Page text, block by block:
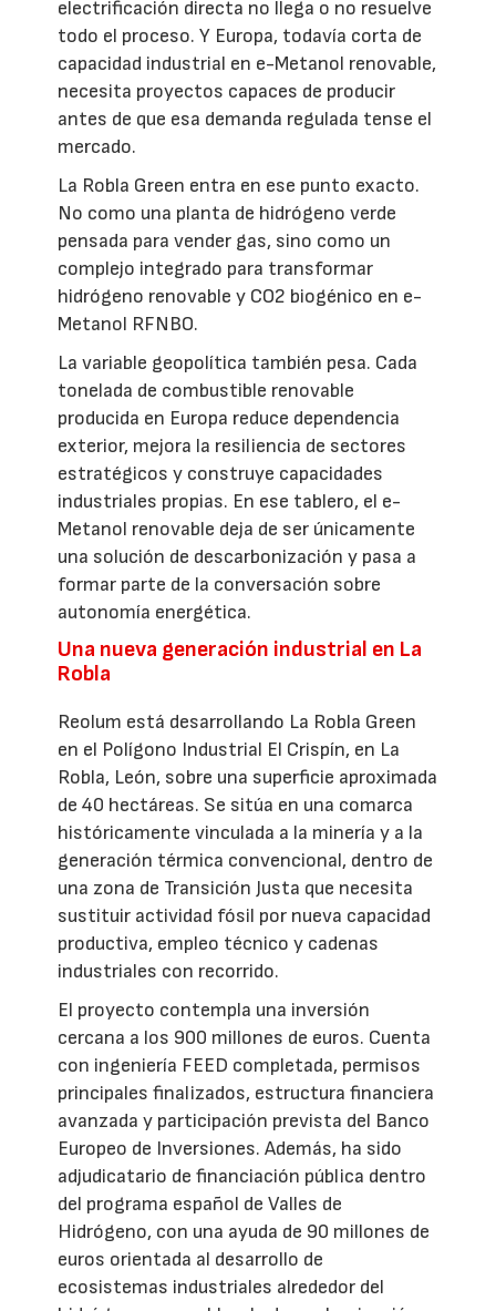
electrificación directa no llega o no resuelve
todo el proceso. Y Europa, todavía corta de
capacidad industrial en e-Metanol renovable,
necesita proyectos capaces de producir
antes de que esa demanda regulada tense el
mercado.
La Robla Green entra en ese punto exacto.
No como una planta de hidrógeno verde
pensada para vender gas, sino como un
complejo integrado para transformar
hidrógeno renovable y CO2 biogénico en e-
Metanol RFNBO.
La variable geopolítica también pesa. Cada
tonelada de combustible renovable
producida en Europa reduce dependencia
exterior, mejora la resiliencia de sectores
estratégicos y construye capacidades
industriales propias. En ese tablero, el e-
Metanol renovable deja de ser únicamente
una solución de descarbonización y pasa a
formar parte de la conversación sobre
autonomía energética.
Una nueva generación industrial en La
Robla
Reolum está desarrollando La Robla Green
en el Polígono Industrial El Crispín, en La
Robla, León, sobre una superficie aproximada
de 40 hectáreas. Se sitúa en una comarca
históricamente vinculada a la minería y a la
generación térmica convencional, dentro de
una zona de Transición Justa que necesita
sustituir actividad fósil por nueva capacidad
productiva, empleo técnico y cadenas
industriales con recorrido.
El proyecto contempla una inversión
cercana a los 900 millones de euros. Cuenta
con ingeniería FEED completada, permisos
principales finalizados, estructura financiera
avanzada y participación prevista del Banco
Europeo de Inversiones. Además, ha sido
adjudicatario de financiación pública dentro
del programa español de Valles de
Hidrógeno, con una ayuda de 90 millones de
euros orientada al desarrollo de
ecosistemas industriales alrededor del